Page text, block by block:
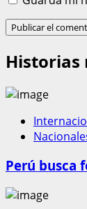
Historias
Perú busca